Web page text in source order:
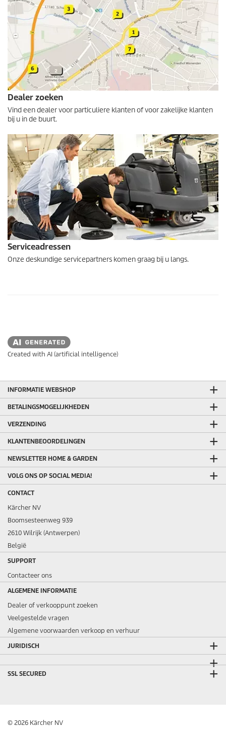
Dealer zoeken
Vind een dealer voor particuliere klanten of voor zakelijke klanten
bij u in de buurt.
Serviceadressen
Onze deskundige servicepartners komen graag bij u langs.
Created with AI (artificial intelligence)
INFORMATIE WEBSHOP
BETALINGSMOGELIJKHEDEN
VERZENDING
KLANTENBEOORDELINGEN
NEWSLETTER HOME & GARDEN
VOLG ONS OP SOCIAL MEDIA!
CONTACT
Kärcher NV
Boomsesteenweg 939
2610 Wilrijk (Antwerpen)
België
SUPPORT
Contacteer ons
ALGEMENE INFORMATIE
Dealer of verkooppunt zoeken
Veelgestelde vragen
Algemene voorwaarden verkoop en verhuur
JURIDISCH
SSL SECURED
© 2026 Kärcher NV